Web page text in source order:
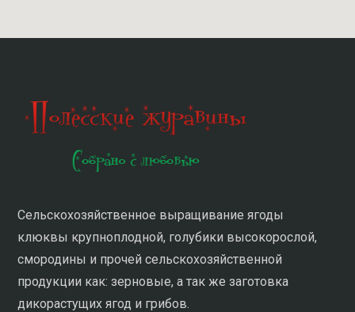
Cельскохозяйственное выращивание ягоды
клюквы крупноплодной, голубики высокорослой,
смородины и прочей сельскохозяйственной
продукции как: зерновые, а так же заготовка
дикорастущих ягод и грибов.